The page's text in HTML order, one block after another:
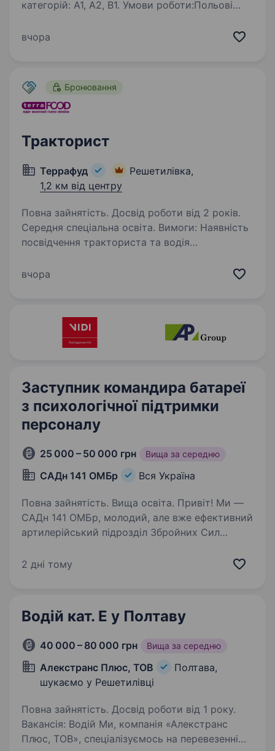
категорій: А1, А2, В1. Умови роботи:Польові
операцій: посів, культивація, дискування,
вчора
Бронювання
Тракторист
Террафуд
Решетилівка,
1,2 км від центру
Повна зайнятість. Досвід роботи від 2 років.
Середня спеціальна освіта. Вимоги: Наявність
посвідчення тракториста та водія
роботи позмінний, офіційне працевлаштування
вчора
Заступник командира батареї
з психологічної підтримки
персоналу
25 000 – 50 000 грн Вища за середню
САДн 141 ОМБр Вся Україна
Повна зайнятість. Вища освіта. Привіт! Ми —
САДн 141 ОМБр, молодий, але вже ефективний
артилерійський підрозділ Збройних Сил
найсучаснішими методами, підтримуючи один
2 дні тому
Водій кат. Е у Полтаву
40 000 – 80 000 грн Вища за середню
Алекстранс Плюс, ТОВ
Полтава,
шукаємо у Решетилівці
Повна зайнятість. Досвід роботи від 1 року.
Вакансія: Водій Ми, компанія «Алекстранс
Плюс, ТОВ», спеціалізуємось на перевезенні